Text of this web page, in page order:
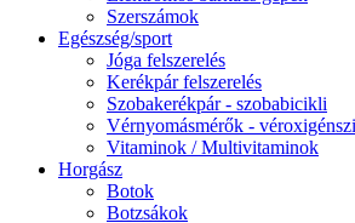
Szerszámok
Egészség/sport
Jóga felszerelés
Kerékpár felszerelés
Szobakerékpár - szobabicikli
Vérnyomásmérők -
Vitaminok / Multivitaminok
Horgász
Botok
Botzsákok